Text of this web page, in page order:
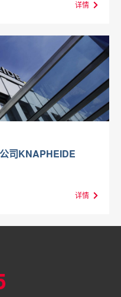
详情
司KNAPHEIDE
详情